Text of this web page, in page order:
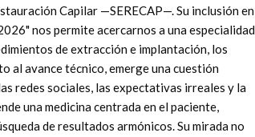
Capilar —SERECAP—. Su inclusión en
nos permite acercarnos a una especialidad
de extracción e implantación, los
al avance técnico, emerge una cuestión
redes sociales, las expectativas irreales y la
una medicina centrada en el paciente,
de resultados armónicos. Su mirada no